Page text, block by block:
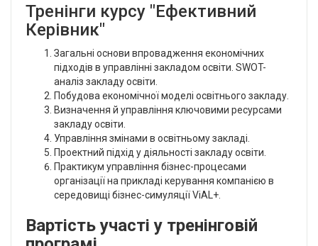
Тренінги курсу "Ефективний
Керівник"
Загальні основи впровадження економічних
підходів в управлінні закладом освіти. SWOT-
аналіз закладу освіти.
Побудова економічної моделі освітнього закладу.
Визначення й управління ключовими ресурсами
закладу освіти.
Управління змінами в освітньому закладі.
Проектний підхід у діяльності закладу освіти.
Практикум управління бізнес-процесами
організації на прикладі керування компанією в
середовищі бізнес-симуляції ViAL+.
Вартість участі у тренінговій